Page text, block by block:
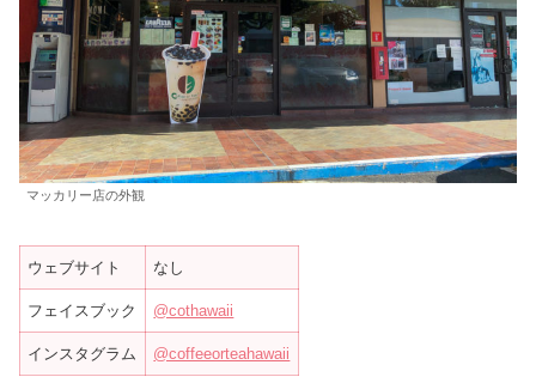
マッカリー店の外観
ウェブサイト なし
フェイスブック @cothawaii
インスタグラム @coffeeorteahawaii